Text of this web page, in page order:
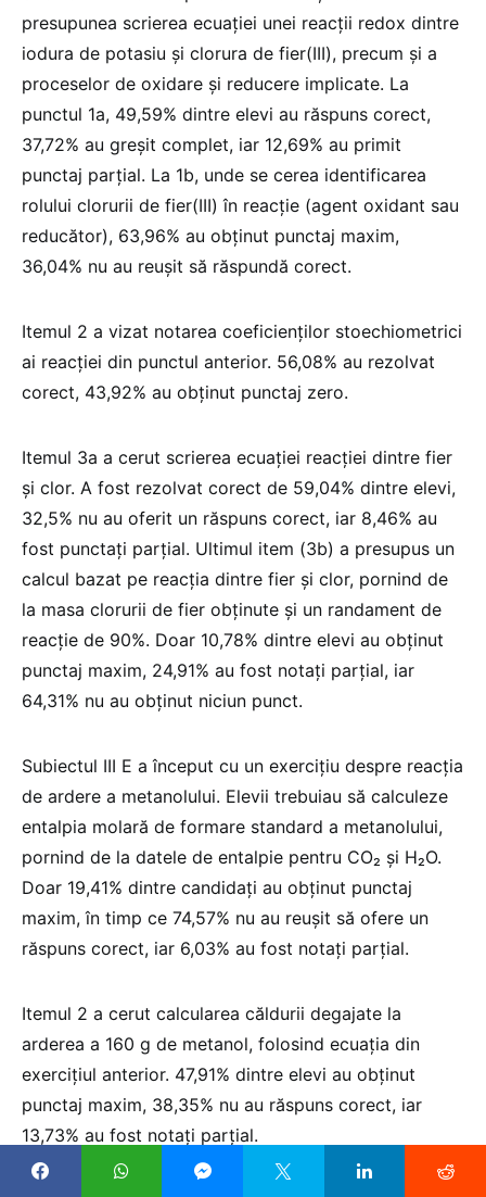
presupunea scrierea ecuației unei reacții redox dintre
iodura de potasiu și clorura de fier(III), precum și a
proceselor de oxidare și reducere implicate. La
punctul 1a, 49,59% dintre elevi au răspuns corect,
37,72% au greșit complet, iar 12,69% au primit
punctaj parțial. La 1b, unde se cerea identificarea
rolului clorurii de fier(III) în reacție (agent oxidant sau
reducător), 63,96% au obținut punctaj maxim,
36,04% nu au reușit să răspundă corect.
Itemul 2 a vizat notarea coeficienților stoechiometrici
ai reacției din punctul anterior. 56,08% au rezolvat
corect, 43,92% au obținut punctaj zero.
Itemul 3a a cerut scrierea ecuației reacției dintre fier
și clor. A fost rezolvat corect de 59,04% dintre elevi,
32,5% nu au oferit un răspuns corect, iar 8,46% au
fost punctați parțial. Ultimul item (3b) a presupus un
calcul bazat pe reacția dintre fier și clor, pornind de
la masa clorurii de fier obținute și un randament de
reacție de 90%. Doar 10,78% dintre elevi au obținut
punctaj maxim, 24,91% au fost notați parțial, iar
64,31% nu au obținut niciun punct.
Subiectul III E a început cu un exercițiu despre reacția
de ardere a metanolului. Elevii trebuiau să calculeze
entalpia molară de formare standard a metanolului,
pornind de la datele de entalpie pentru CO₂ și H₂O.
Doar 19,41% dintre candidați au obținut punctaj
maxim, în timp ce 74,57% nu au reușit să ofere un
răspuns corect, iar 6,03% au fost notați parțial.
Itemul 2 a cerut calcularea căldurii degajate la
arderea a 160 g de metanol, folosind ecuația din
exercițiul anterior. 47,91% dintre elevi au obținut
punctaj maxim, 38,35% nu au răspuns corect, iar
13,73% au fost notați parțial.